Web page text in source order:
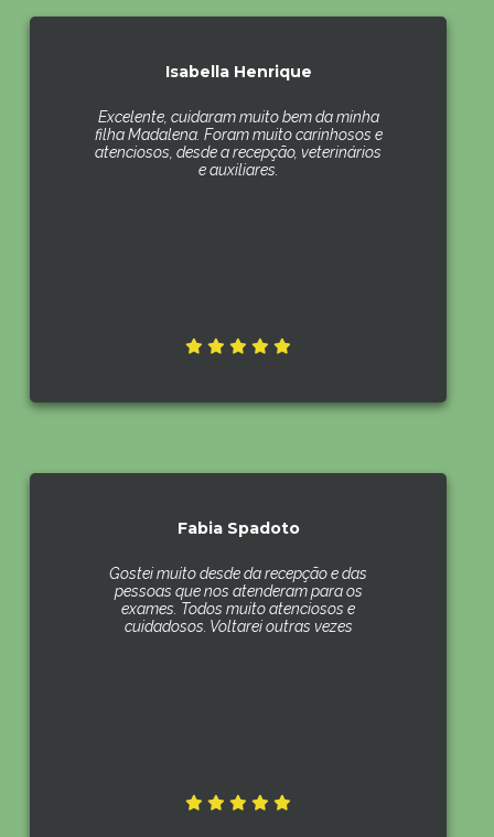
Isabella Henrique
Excelente, cuidaram muito bem da minha
filha Madalena. Foram muito carinhosos e
atenciosos, desde a recepção, veterinários
e auxiliares.
Fabia Spadoto
Gostei muito desde da recepção e das
pessoas que nos atenderam para os
exames. Todos muito atenciosos e
cuidadosos. Voltarei outras vezes